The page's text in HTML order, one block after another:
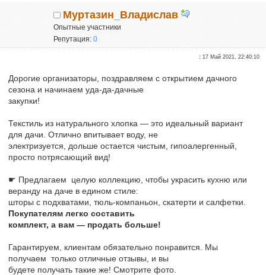
Муртазин_Владислав
Опытные участники
Репутация:0
:17 Май 2021, 22:40:10
Дорогие организаторы, поздравляем с открытием дачного
сезона и начинаем уда-да-дачные
закупки!
Текстиль из натурального хлопка — это идеальный вариант
для дачи. Отлично впитывает воду, не
электризуется, дольше остается чистым, гипоалергенный,
просто потрясающий вид!
☛ Предлагаем целую коллекцию, чтобы украсить кухню или
веранду на даче в едином стиле:
шторы с подхватами, тюль-компаньон, скатерти и салфетки.
Покупателям легко составить
комплект, а вам — продать больше!
Гарантируем, клиентам обязательно понравится. Мы
получаем только отличные отзывы, и вы
будете получать такие же! Смотрите фото.